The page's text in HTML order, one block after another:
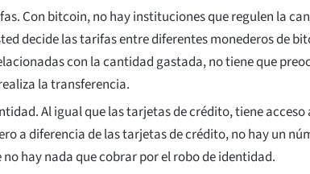
Con bitcoin, no hay instituciones que regulen la
decide las tarifas entre diferentes monederos de
con la cantidad gastada, no tiene que
la transferencia.
Al igual que las tarjetas de crédito, tiene acceso
a diferencia de las tarjetas de crédito, no hay un
hay nada que cobrar por el robo de identidad.